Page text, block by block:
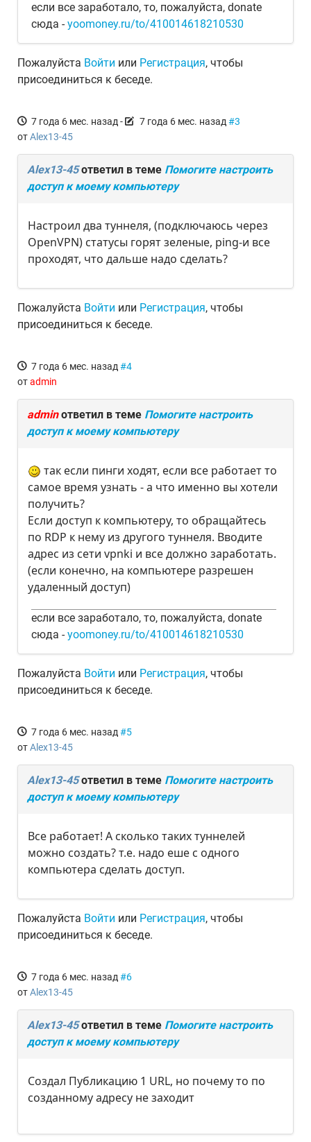
если все заработало, то, пожалуйста, donate
сюда -yoomoney.ru/to/410014618210530
Пожалуйста Войти или Регистрация, чтобы
присоединиться к беседе.
7 года 6 мес. назад - 7 года 6 мес. назад #3
отAlex13-45
Alex13-45ответил в теме Помогите настроить
доступ к моему компьютеру
Настроил два туннеля, (подключаюсь через
OpenVPN) статусы горят зеленые, ping-и все
проходят, что дальше надо сделать?
Пожалуйста Войти или Регистрация, чтобы
присоединиться к беседе.
7 года 6 мес. назад #4
отadmin
adminответил в теме Помогите настроить
доступ к моему компьютеру
так если пинги ходят, если все работает то
самое время узнать - а что именно вы хотели
получить?
Если доступ к компьютеру, то обращайтесь
по RDP к нему из другого туннеля. Вводите
адрес из сети vpnki и все должно заработать.
(если конечно, на компьютере разрешен
удаленный доступ)
если все заработало, то, пожалуйста, donate
сюда -yoomoney.ru/to/410014618210530
Пожалуйста Войти или Регистрация, чтобы
присоединиться к беседе.
7 года 6 мес. назад #5
отAlex13-45
Alex13-45ответил в теме Помогите настроить
доступ к моему компьютеру
Все работает! А сколько таких туннелей
можно создать? т.е. надо еше с одного
компьютера сделать доступ.
Пожалуйста Войти или Регистрация, чтобы
присоединиться к беседе.
7 года 6 мес. назад #6
отAlex13-45
Alex13-45ответил в теме Помогите настроить
доступ к моему компьютеру
Создал Публикацию 1 URL, но почему то по
созданному адресу не заходит